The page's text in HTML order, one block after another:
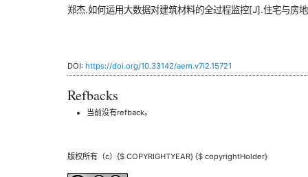
郑杰.如何运用大数据对建筑材料的全过程监控[J].住宅与房
DOI: https://doi.org/10.33142/aem.v7i2.15721
Refbacks
当前没有refback。
版权所有（c）{$ COPYRIGHTYEAR} {$ copyrightHolder}